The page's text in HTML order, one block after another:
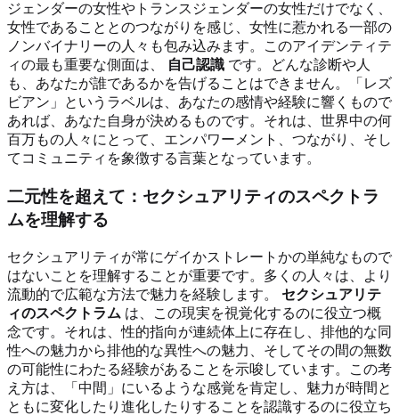
ジェンダーの女性やトランスジェンダーの女性だけでなく、
女性であることとのつながりを感じ、女性に惹かれる一部の
ノンバイナリーの人々も包み込みます。このアイデンティテ
ィの最も重要な側面は、
自己認識 です。どんな診断や人
も、あなたが誰であるかを告げることはできません。「レズ
ビアン」というラベルは、あなたの感情や経験に響くもので
あれば、あなた自身が決めるものです。それは、世界中の何
百万もの人々にとって、エンパワーメント、つながり、そし
てコミュニティを象徴する言葉となっています。
二元性を超えて：セクシュアリティのスペクトラ
ムを理解する
セクシュアリティが常にゲイかストレートかの単純なもので
はないことを理解することが重要です。多くの人々は、より
流動的で広範な方法で魅力を経験します。 セクシュアリテ
ィのスペクトラム は、この現実を視覚化するのに役立つ概
念です。それは、性的指向が連続体上に存在し、排他的な同
性への魅力から排他的な異性への魅力、そしてその間の無数
の可能性にわたる経験があることを示唆しています。この考
え方は、「中間」にいるような感覚を肯定し、魅力が時間と
ともに変化したり進化したりすることを認識するのに役立ち